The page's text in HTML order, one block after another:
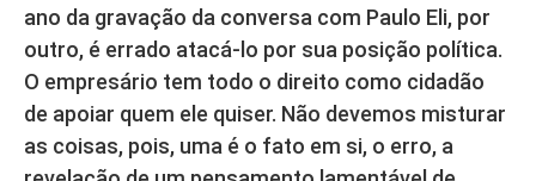
ano da gravação da conversa com Paulo Eli, por
outro, é errado atacá-lo por sua posição política.
O empresário tem todo o direito como cidadão
de apoiar quem ele quiser. Não devemos misturar
as coisas, pois, uma é o fato em si, o erro, a